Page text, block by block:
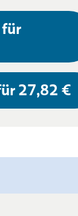
27,82 €